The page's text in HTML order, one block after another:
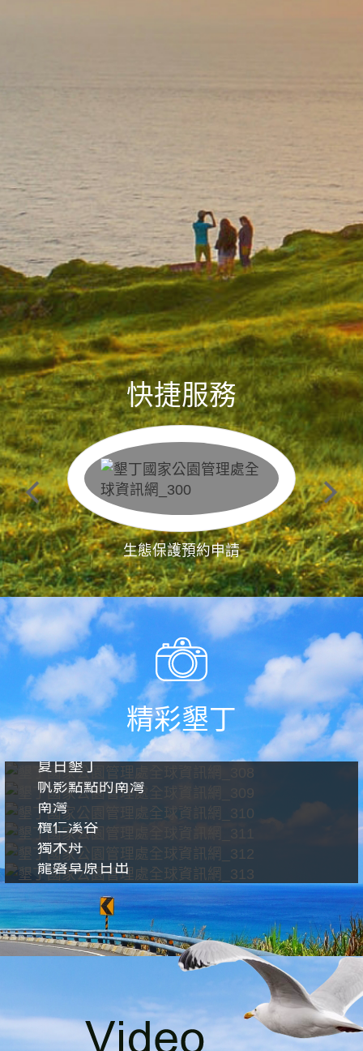
快捷服務
生態保護預約申請
精彩墾丁
夏日墾丁
帆影點點的南灣
南灣
欖仁溪谷
獨木舟
龍磐草原日出